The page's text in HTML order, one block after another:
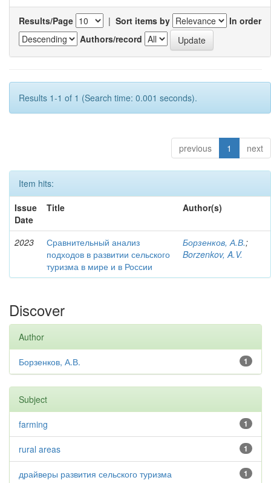
Results/Page | Sort items by
In order
Authors/record
Results 1-1 of 1 (Search time: 0.001 seconds).
previous 1 next
Item hits:
Issue
Date
Title Author(s)
2023
Сравнительный анализ
подходов в развитии сельского
туризма в мире и в России
Борзенков, А.В.;
Borzenkov, A.V.
Discover
Author
1
Борзенков, А.В.
Subject
1
farming
1
rural areas
1
драйверы развития сельского туризма